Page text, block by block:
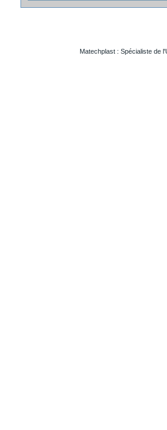
Matechplast : Spécialiste de